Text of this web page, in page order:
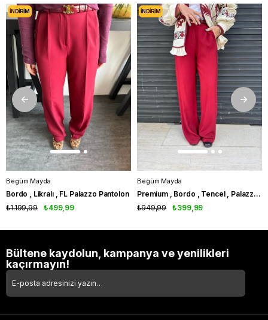
Begüm Mayda
Bordo , Likralı , FL Palazzo Pantolon
₺499,99
₺1.199,99
İNDIRIM
Begüm Mayda
Premium , Bordo , Tencel , Palazzo Pantolon
₺399,99
₺949,99
İNDIRIM
Bültene kaydolun, kampanya ve yenilikleri
kaçırmayın!